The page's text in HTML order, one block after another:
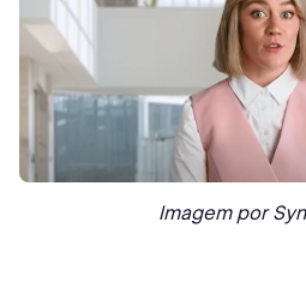
Imagem por